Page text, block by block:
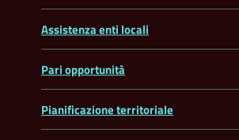
Assistenza enti locali
Pari opportunità
Pianificazione territoriale